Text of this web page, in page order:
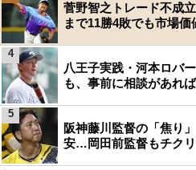
菅野智之トレード不成
まで11勝4敗でも市場
八王子実践・河本ロバ
も、事前に相談があれ
4
阪神藤川監督の「焦り
安…岡田前監督もチクリ
5